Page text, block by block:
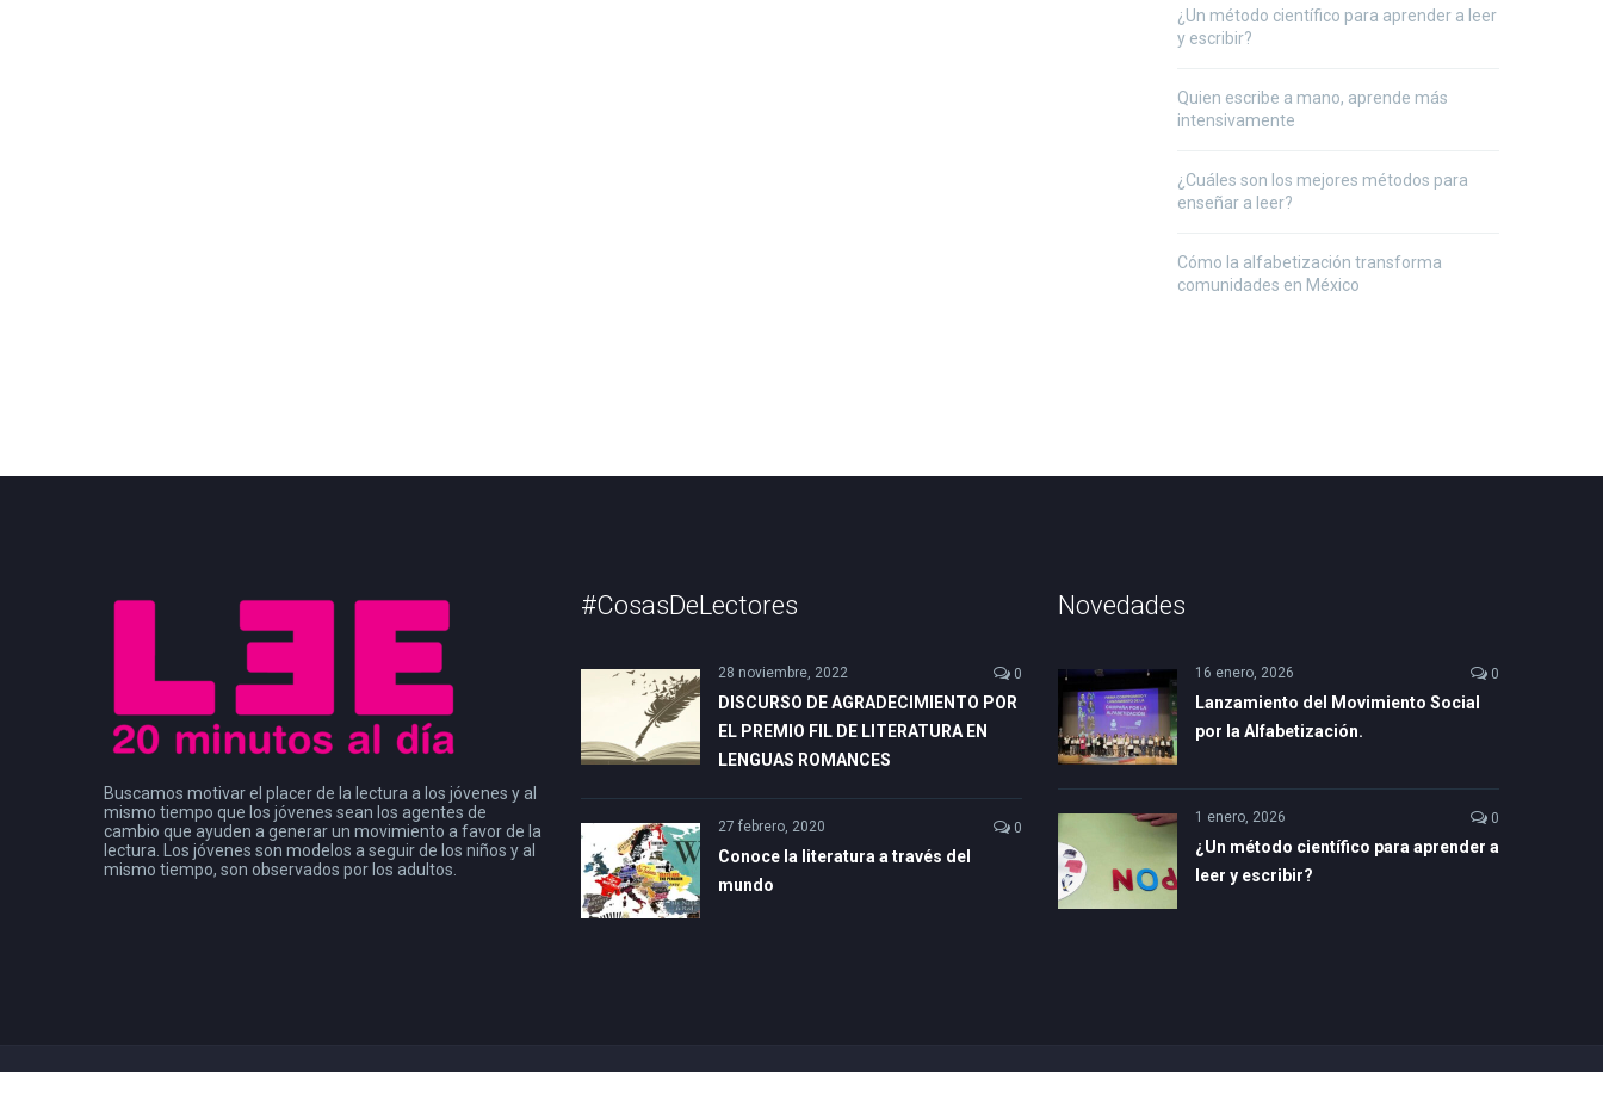
¿Un método científico para aprender a leer
y escribir?
Quien escribe a mano, aprende más
intensivamente
¿Cuáles son los mejores métodos para
enseñar a leer?
Cómo la alfabetización transforma
comunidades en México
Buscamos motivar el placer de la lectura a los jóvenes y al
mismo tiempo que los jóvenes sean los agentes de
cambio que ayuden a generar un movimiento a favor de la
lectura. Los jóvenes son modelos a seguir de los niños y al
mismo tiempo, son observados por los adultos.
#CosasDeLectores
28 noviembre, 2022 0
DISCURSO DE AGRADECIMIENTO POR
EL PREMIO FIL DE LITERATURA EN
LENGUAS ROMANCES
27 febrero, 2020 0
Conoce la literatura a través del
mundo
Novedades
16 enero, 2026 0
Lanzamiento del Movimiento Social
por la Alfabetización.
1 enero, 2026 0
¿Un método científico para aprender a
leer y escribir?